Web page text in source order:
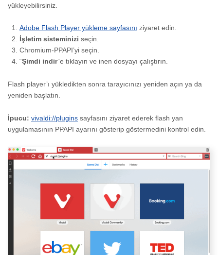
yükleyebilirsiniz.
Adobe Flash Player yükleme sayfasını ziyaret edin.
İşletim sisteminizi seçin.
Chromium-PPAPI’yi seçin.
“Şimdi indir”e tıklayın ve inen dosyayı çalıştırın.
Flash player’ı yükledikten sonra tarayıcınızı yeniden açın ya da
yeniden başlatın.
İpucu: vivaldi://plugins sayfasını ziyaret ederek flash yan
uygulamasının PPAPI ayarını gösterip göstermedini kontrol edin.